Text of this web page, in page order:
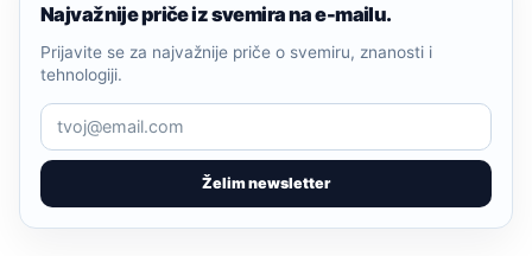
Najvažnije priče iz svemira na e-mailu.
Želim newsletter
Prijavite se za najvažnije priče o svemiru, znanosti i
tehnologiji.